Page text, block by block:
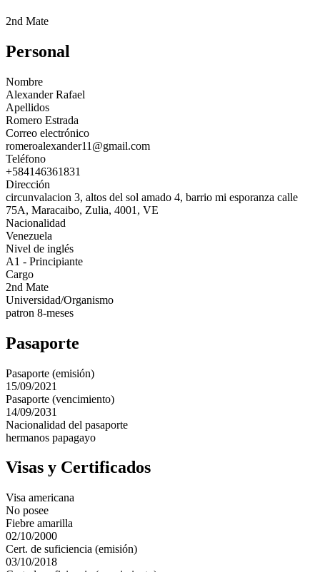
2nd Mate
Personal
Nombre
Alexander Rafael
Apellidos
Romero Estrada
Correo electrónico
romeroalexander11@gmail.com
Teléfono
+584146361831
Dirección
circunvalacion 3, altos del sol amado 4, barrio mi esporanza calle
75A, Maracaibo, Zulia, 4001, VE
Nacionalidad
Venezuela
Nivel de inglés
A1 - Principiante
Cargo
2nd Mate
Universidad/Organismo
patron 8-meses
Pasaporte
Pasaporte (emisión)
15/09/2021
Pasaporte (vencimiento)
14/09/2031
Nacionalidad del pasaporte
hermanos papagayo
Visas y Certificados
Visa americana
No posee
Fiebre amarilla
02/10/2000
Cert. de suficiencia (emisión)
03/10/2018